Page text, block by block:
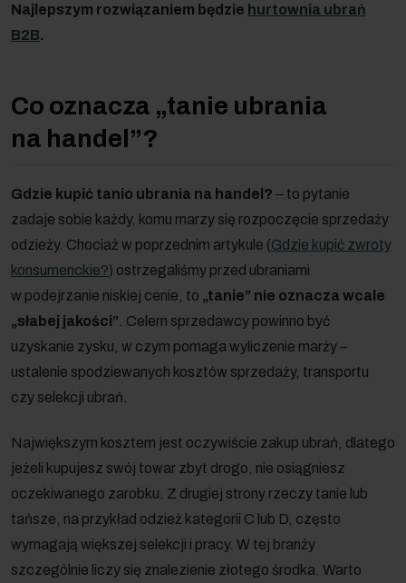
Najlepszym rozwiązaniem będzie hurtownia ubrań
B2B.
Co oznacza „tanie ubrania
na handel”?
Gdzie kupić tanio ubrania na handel? ‒ to pytanie
zadaje sobie każdy, komu marzy się rozpoczęcie sprzedaży
odzieży. Chociaż w poprzednim artykule (Gdzie kupić zwroty
konsumenckie?) ostrzegaliśmy przed ubraniami
w podejrzanie niskiej cenie, to „tanie” nie oznacza wcale
„słabej jakości” . Celem sprzedawcy powinno być
uzyskanie zysku, w czym pomaga wyliczenie marży –
ustalenie spodziewanych kosztów sprzedaży, transportu
czy selekcji ubrań.
Największym kosztem jest oczywiście zakup ubrań, dlatego
jeżeli kupujesz swój towar zbyt drogo, nie osiągniesz
oczekiwanego zarobku. Z drugiej strony rzeczy tanie lub
tańsze, na przykład odzież kategorii C lub D, często
wymagają większej selekcji i pracy. W tej branży
szczególnie liczy się znalezienie złotego środka. Warto